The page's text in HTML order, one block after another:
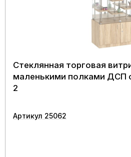
Стеклянная торговая
маленькими полками ДСП
2
Артикул 25062